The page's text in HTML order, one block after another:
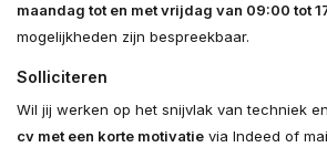
maandag tot en met vrijdag van 09:00 tot
mogelijkheden zijn bespreekbaar.
Solliciteren
Wil jij werken op het snijvlak van techniek
cv met een korte motivatie via Indeed of